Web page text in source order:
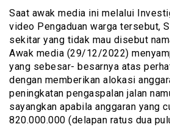
Saat awak media ini melalui
video Pengaduan warga tersebut,
sekitar yang tidak mau disebut
Awak media (29/12/2022)
yang sebesar- besarnya atas
dengan memberikan alokasi
peningkatan pengaspalan jalan
sayangkan apabila anggaran yang
820.000.000 (delapan ratus dua